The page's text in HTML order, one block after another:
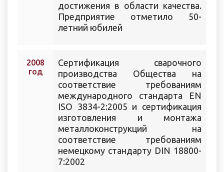
достижения в области качества.
Предприятие отметило 50-
летний юбилей
2008
год
Сертификация сварочного
производства Общества на
соответствие требованиям
международного стандарта EN
ISO 3834-2:2005 и сертификация
изготовления и монтажа
металлоконструкций на
соответствие требованиям
немецкому стандарту DIN 18800-
7:2002